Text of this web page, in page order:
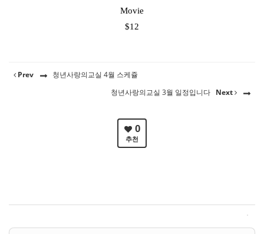
Movie
$12
Prev
청년사랑의교실 4월 스케쥴
청년사랑의교실 3월 일정입니다 Next
0
추천